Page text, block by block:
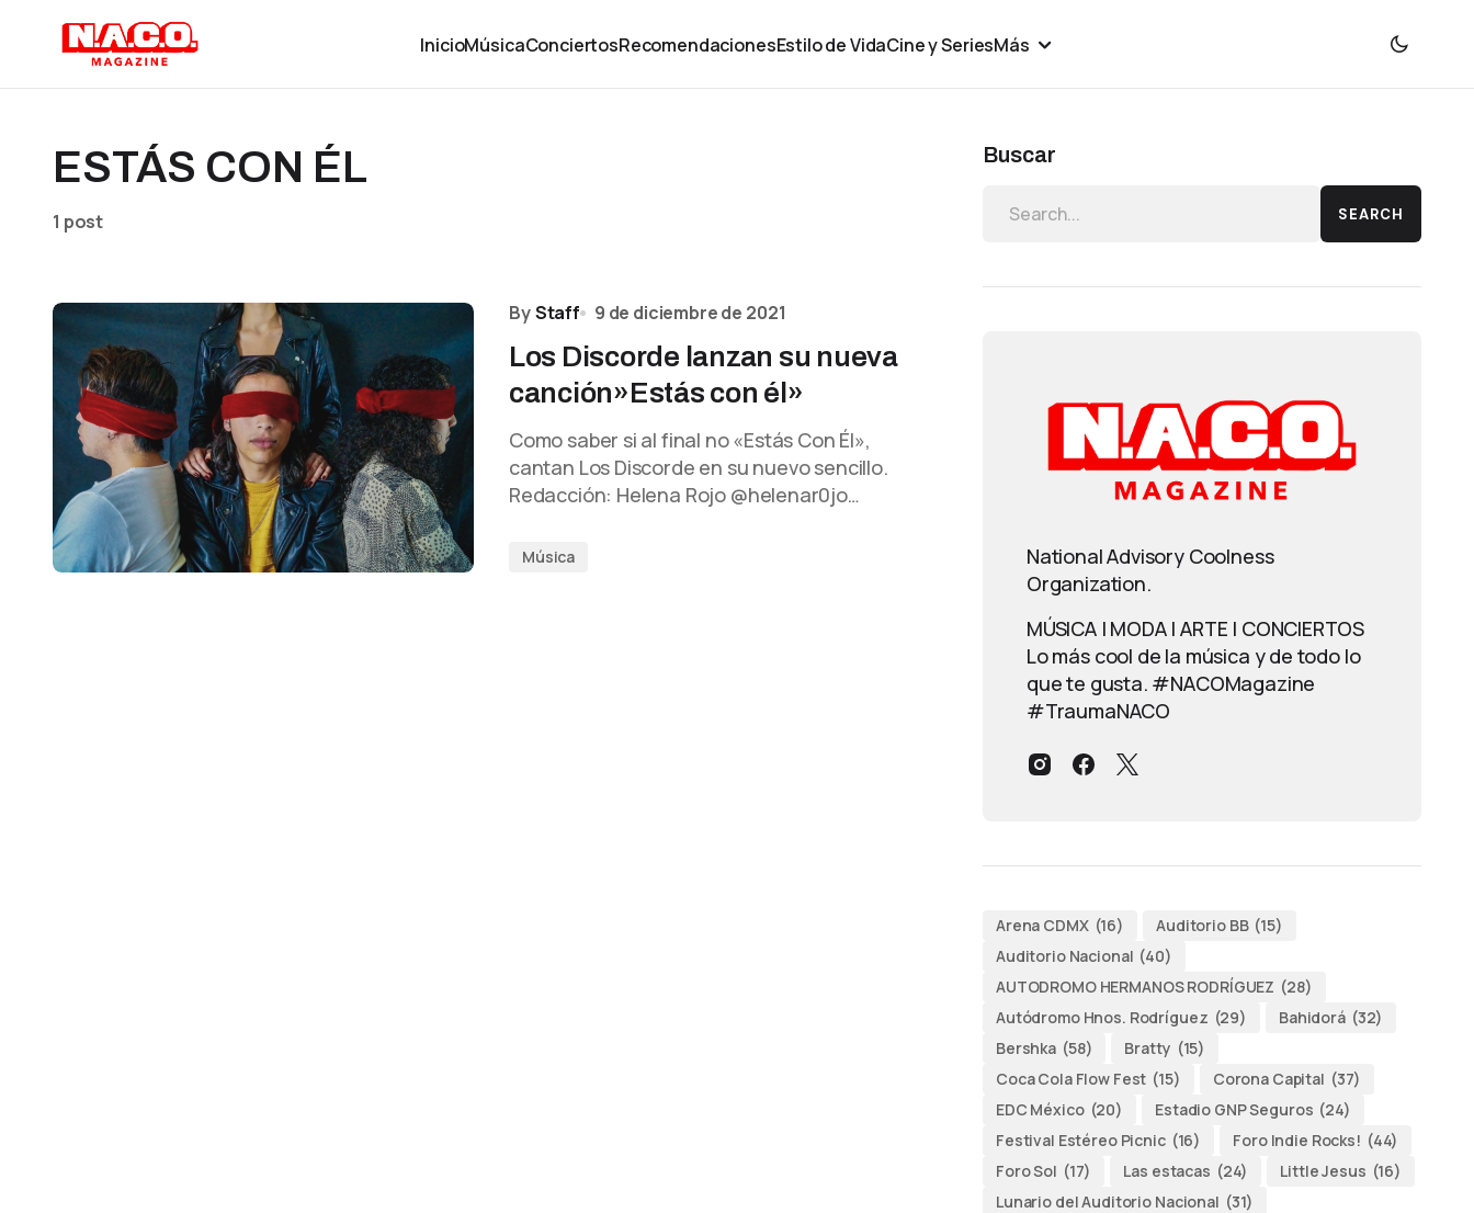
InicioMúsicaConciertosRecomendacionesEstilo de VidaCine y SeriesMás
ESTÁS CON ÉL
1 post
ByStaff 9 de diciembre de 2021
Los Discorde lanzan su nueva
canción»Estás con él»
Como saber si al final no «Estás Con Él»,
cantan Los Discorde en su nuevo sencillo.
Redacción: Helena Rojo @helenar0jo…
Música
Buscar
SEARCH
National Advisory Coolness
Organization.
MÚSICA | MODA | ARTE | CONCIERTOS
Lo más cool de la música y de todo lo
que te gusta. #NACOMagazine
#TraumaNACO
Arena CDMX (16) Auditorio BB (15)
Auditorio Nacional (40)
AUTODROMO HERMANOS RODRÍGUEZ (28)
Autódromo Hnos. Rodríguez (29) Bahidorá (32)
Bershka (58) Bratty (15)
Coca Cola Flow Fest (15) Corona Capital (37)
EDC México (20) Estadio GNP Seguros (24)
Festival Estéreo Picnic (16) Foro Indie Rocks! (44)
Foro Sol (17) Las estacas (24) Little Jesus (16)
Lunario del Auditorio Nacional (31)